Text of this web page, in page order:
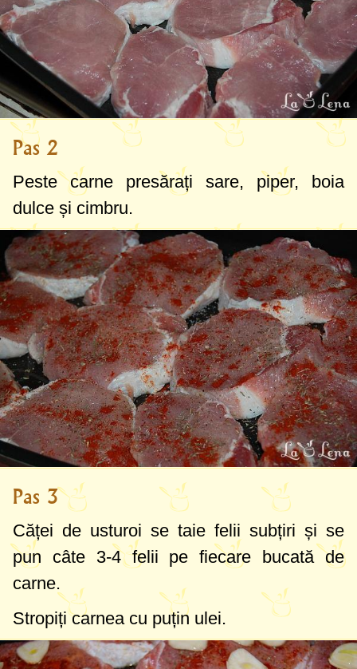
Pas 2
Peste carne presărați sare, piper, boia
dulce și cimbru.
Pas 3
Căței de usturoi se taie felii subțiri și se
pun câte 3-4 felii pe fiecare bucată de
carne.
Stropiți carnea cu puțin ulei.